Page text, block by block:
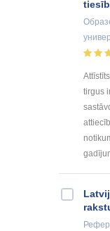
tirgus